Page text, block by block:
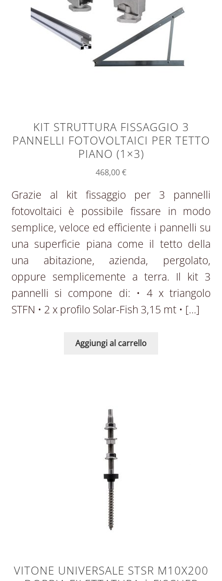
KIT STRUTTURA FISSAGGIO 3
PANNELLI FOTOVOLTAICI PER TETTO
PIANO (1×3)
468,00€
Grazie al kit fissaggio per 3 pannelli
fotovoltaici è possibile fissare in modo
semplice, veloce ed efficiente i pannelli su
una superficie piana come il tetto della
una abitazione, azienda, pergolato,
oppure semplicemente a terra. Il kit 3
pannelli si compone di: • 4 x triangolo
STFN • 2 x profilo Solar-Fish 3,15 mt • […]
Aggiungi al carrello
VITONE UNIVERSALE STSR M10X200